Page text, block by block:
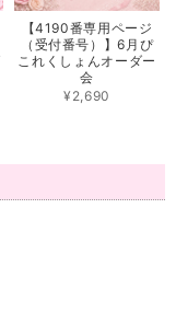
【4190番専用ページ
（受付番号）】6月ぴ
これくしょんオーダー
会
¥2,690